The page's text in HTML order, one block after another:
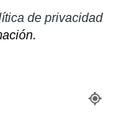
de privacidad